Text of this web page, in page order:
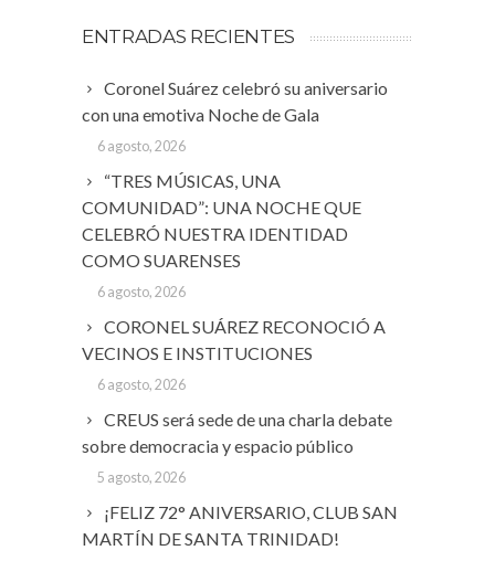
ENTRADAS RECIENTES
Coronel Suárez celebró su aniversario
con una emotiva Noche de Gala
6 agosto, 2026
“TRES MÚSICAS, UNA
COMUNIDAD”: UNA NOCHE QUE
CELEBRÓ NUESTRA IDENTIDAD
COMO SUARENSES
6 agosto, 2026
CORONEL SUÁREZ RECONOCIÓ A
VECINOS E INSTITUCIONES
6 agosto, 2026
CREUS será sede de una charla debate
sobre democracia y espacio público
5 agosto, 2026
¡FELIZ 72° ANIVERSARIO, CLUB SAN
MARTÍN DE SANTA TRINIDAD!